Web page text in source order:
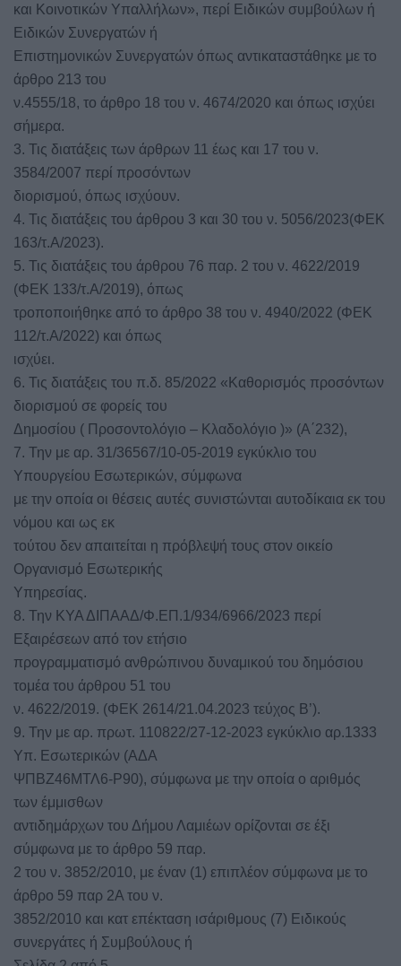
και Κοινοτικών Υπαλλήλων», περί Ειδικών συμβούλων ή
Ειδικών Συνεργατών ή
Επιστημονικών Συνεργατών όπως αντικαταστάθηκε με το
άρθρο 213 του
ν.4555/18, το άρθρο 18 του ν. 4674/2020 και όπως ισχύει
σήμερα.
3. Τις διατάξεις των άρθρων 11 έως και 17 του ν.
3584/2007 περί προσόντων
διορισμού, όπως ισχύουν.
4. Τις διατάξεις του άρθρου 3 και 30 του ν. 5056/2023(ΦΕΚ
163/τ.Α/2023).
5. Τις διατάξεις του άρθρου 76 παρ. 2 του ν. 4622/2019
(ΦΕΚ 133/τ.Α/2019), όπως
τροποποιήθηκε από το άρθρο 38 του ν. 4940/2022 (ΦΕΚ
112/τ.Α/2022) και όπως
ισχύει.
6. Τις διατάξεις του π.δ. 85/2022 «Καθορισμός προσόντων
διορισμού σε φορείς του
Δημοσίου ( Προσοντολόγιο – Κλαδολόγιο )» (Α΄232),
7. Την με αρ. 31/36567/10-05-2019 εγκύκλιο του
Υπουργείου Εσωτερικών, σύμφωνα
με την οποία οι θέσεις αυτές συνιστώνται αυτοδίκαια εκ του
νόμου και ως εκ
τούτου δεν απαιτείται η πρόβλεψή τους στον οικείο
Οργανισμό Εσωτερικής
Υπηρεσίας.
8. Την ΚΥΑ ΔΙΠΑΑΔ/Φ.ΕΠ.1/934/6966/2023 περί
Εξαιρέσεων από τον ετήσιο
προγραμματισμό ανθρώπινου δυναμικού του δημόσιου
τομέα του άρθρου 51 του
ν. 4622/2019. (ΦΕΚ 2614/21.04.2023 τεύχος Β’).
9. Την με αρ. πρωτ. 110822/27-12-2023 εγκύκλιο αρ.1333
Υπ. Εσωτερικών (ΑΔΑ
ΨΠΒΖ46ΜΤΛ6-Ρ90), σύμφωνα με την οποία ο αριθμός
των έμμισθων
αντιδημάρχων του Δήμου Λαμιέων ορίζονται σε έξι
σύμφωνα με το άρθρο 59 παρ.
2 του ν. 3852/2010, με έναν (1) επιπλέον σύμφωνα με το
άρθρο 59 παρ 2Α του ν.
3852/2010 και κατ επέκταση ισάριθμους (7) Ειδικούς
συνεργάτες ή Συμβούλους ή